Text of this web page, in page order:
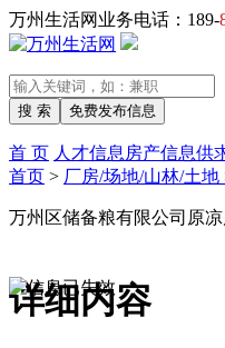
万州生活网业务电话：189-
首 页 人才信息 房产信息供
首页 > 厂房/场地/山林/土
万州区储备粮有限公司原
详细内容